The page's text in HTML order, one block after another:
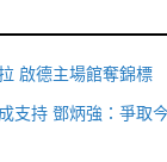
啟德主場館奪錦標
支持 鄧炳強：爭取